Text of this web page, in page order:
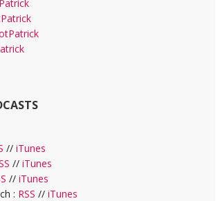
// iTunes
// iTunes
// iTunes
: RSS // iTunes